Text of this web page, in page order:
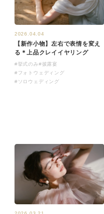
2026.04.04
【新作小物】左右で表情を変え
る＊上品クレイイヤリング
#挙式のみ#披露宴
#フォトウェディング
#ソロウェディング